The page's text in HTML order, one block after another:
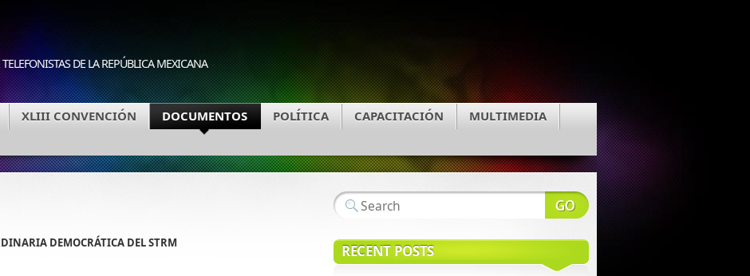
DE LA REPÚBLICA MEXICANA
XLIII CONVENCIÓN DOCUMENTOS POLÍTICA CAPACITACIÓN
MULTIMEDIA
DEMOCRÁTICA DEL STRM
RECENT POSTS